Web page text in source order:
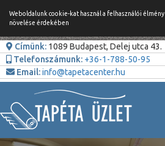
Weboldalunk cookie-kat használ a felhasználói élmény
növelése érdekében
Címünk: 1089 Budapest, Delej utca 43.
Telefonszámunk: +36-1-788-50-95
Email:info@tapetacenter.hu